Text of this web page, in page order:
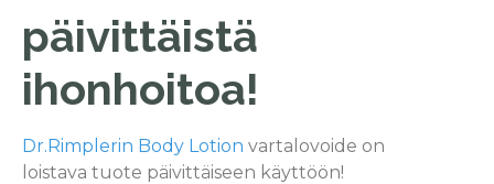
päivittäistä
ihonhoitoa!
Dr.Rimplerin Body Lotion vartalovoide on
loistava tuote päivittäiseen käyttöön!